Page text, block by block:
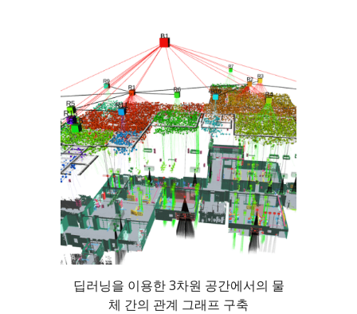
딥러닝을 이용한 3차원 공간에서의 물
체 간의 관계 그래프 구축